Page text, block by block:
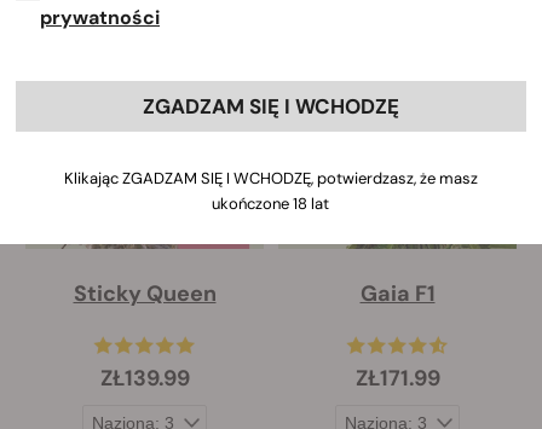
Sticky Queen
ZŁ139.99
Gaia F1
ZŁ171.99
prywatności
ZGADZAM SIĘ I WCHODZĘ
Klikając ZGADZAM SIĘ I WCHODZĘ, potwierdzasz, że masz
ukończone 18 lat